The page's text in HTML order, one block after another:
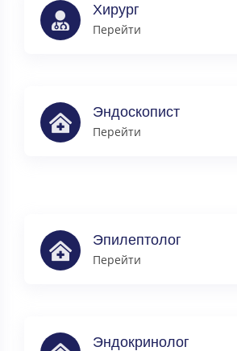
Хирург
Перейти
Эндоскопист
Перейти
Эпилептолог
Перейти
Эндокринолог